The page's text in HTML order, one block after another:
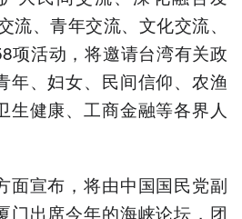
流、青年交流、文化交流、
项活动，将邀请台湾有关政
年、妇女、民间信仰、农渔
生健康、工商金融等各界人
面宣布，将由中国国民党副
门出席今年的海峡论坛，团